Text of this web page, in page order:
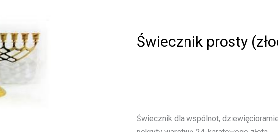
Świecznik prosty
Świecznik dla wspólnot,